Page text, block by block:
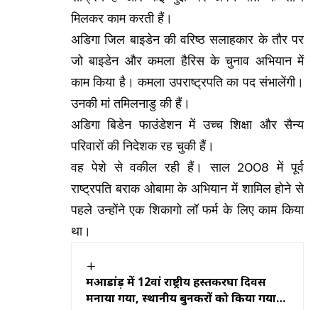
मिलकर काम करती हैं।
अडिगा जिल बाइडेन की वरिष्ठ सलाहकार के तौर पर
जो बाइडेन और कमला हैरिस के चुनाव अभियान में
काम किया है। कमला उपराष्ट्रपति का पद संभालेंगी।
उनकी मां तमिलनाडु की हैं।
अडिगा बिडेन फाउंडेशन में उच्च शिक्षा और सैन्य
परिवारों की निदेशक रह चुकी हैं।
वह पेशे से वकील रही हैं। साल 2008 में पूर्व
राष्ट्रपति बराक ओबामा के अभियान में शामिल होने से
पहले उन्होंने एक शिकागो लॉ फर्म के लिए काम किया
था।
महुआडांड़ में 12वां राष्ट्रीय हस्तकरघा दिवस
मनाया गया, स्थानीय बुनकरों को किया गया